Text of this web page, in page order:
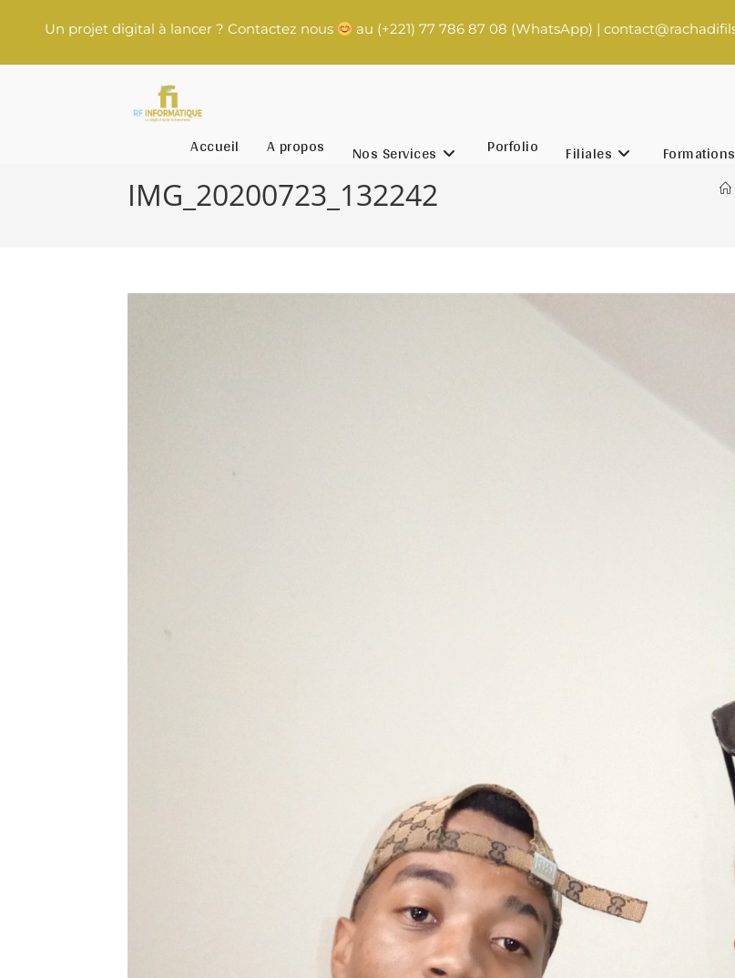
digital à lancer ? Contactez nous au (+221) 77 786 87 08 (WhatsApp) | contact@rachadifils.com
Accueil A propos Nos Services Porfolio Filiales Formations
IMG_20200723_132242